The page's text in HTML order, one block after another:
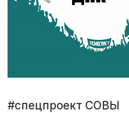
#спецпроект СОВЫ